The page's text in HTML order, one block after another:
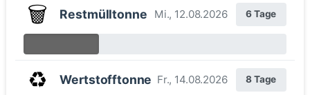
🗑️ Restmülltonne Mi., 12.08.2026 6 Tage
♻️ Wertstofftonne Fr., 14.08.2026 8 Tage